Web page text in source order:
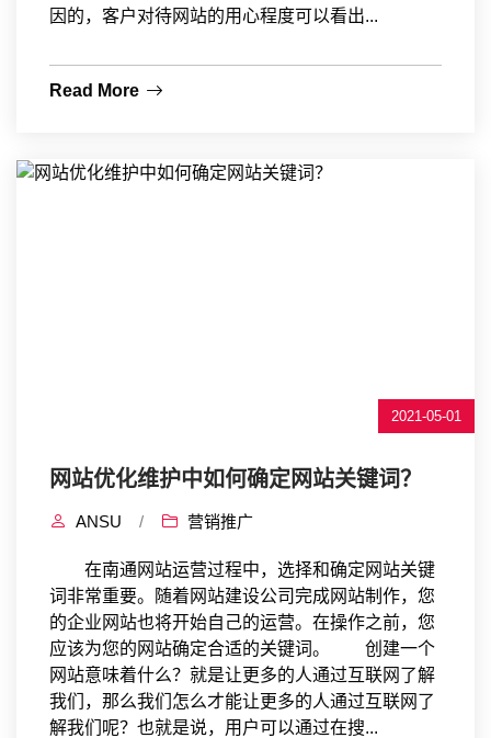
因的，客户对待网站的用心程度可以看出...
Read More
2021-05-01
网站优化维护中如何确定网站关键词？
ANSU / 营销推广
在南通网站运营过程中，选择和确定网站关键
词非常重要。随着网站建设公司完成网站制作，您
的企业网站也将开始自己的运营。在操作之前，您
应该为您的网站确定合适的关键词。 创建一个
网站意味着什么？就是让更多的人通过互联网了解
我们，那么我们怎么才能让更多的人通过互联网了
解我们呢？也就是说，用户可以通过在搜...